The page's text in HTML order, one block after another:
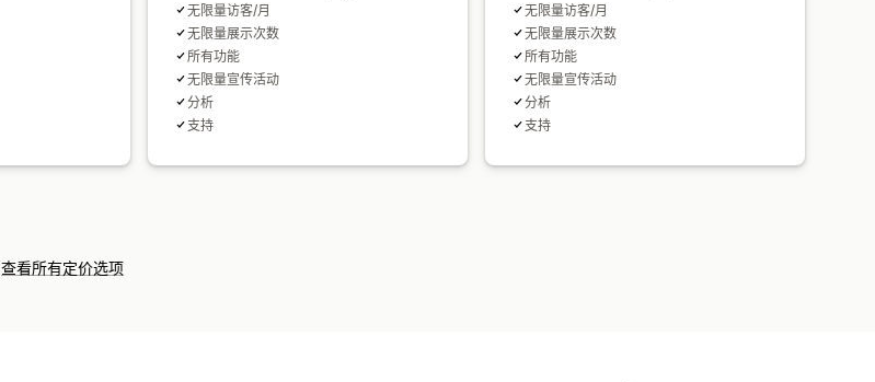
无限量访客/月
无限量展示次数
所有功能
无限量宣传活动
分析
支持
无限量访客/月
无限量展示次数
所有功能
无限量宣传活动
分析
支持
查看所有定价选项